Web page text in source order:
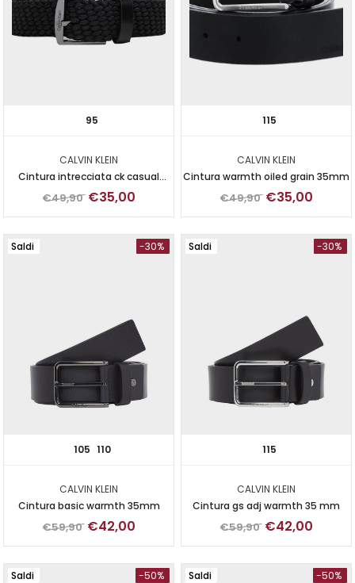
95
CALVIN KLEIN
Cintura intrecciata ck casual
elastic braided 35 mm
€49,90 €35,00
115
CALVIN KLEIN
Cintura warmth oiled grain 35mm
€49,90 €35,00
Saldi -30%
105 110
CALVIN KLEIN
Cintura basic warmth 35mm
€59,90 €42,00
Saldi -30%
115
CALVIN KLEIN
Cintura gs adj warmth 35 mm
€59,90 €42,00
Saldi -50% Saldi -50%